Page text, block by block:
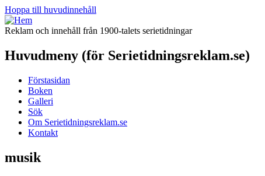
Hoppa till huvudinnehåll
Reklam och innehåll från 1900-talets serietidningar
Huvudmeny (för Serietidningsreklam.se)
Förstasidan
Boken
Galleri
Sök
Om Serietidningsreklam.se
Kontakt
musik